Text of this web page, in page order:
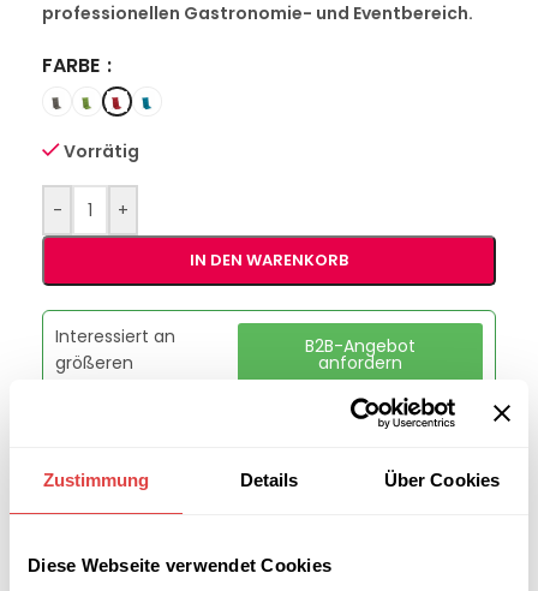
Zustimmung Details Über Cookies
Diese Webseite verwendet Cookies
professionellen Gastronomie- und Eventbereich.
FARBE
Vorrätig
- +
IN DEN WARENKORB
Interessiert an
größeren
B2B-Angebot
anfordern
Artikelnummer:
GU04101827
Teilen: